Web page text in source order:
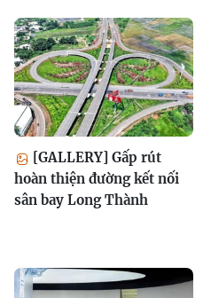
[GALLERY] Gấp rút
hoàn thiện đường kết nối
sân bay Long Thành